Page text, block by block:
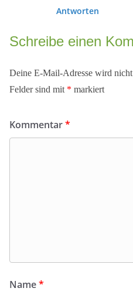
Antworten
Schreibe einen
Deine E-Mail-Adresse wird
Felder sind mit * markiert
Kommentar*
Name*